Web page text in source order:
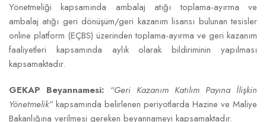
Yönetmeliği kapsamında ambalaj atığı toplama-ayırma ve
ambalaj atığı geri dönüşüm/geri kazanım lisansı bulunan tesisler
online platform (EÇBS) üzerinden toplama-ayırma ve geri kazanım
faaliyetleri kapsamında aylık olarak bildiriminin yapılması
kapsamaktadır.
GEKAP Beyannamesi: “Geri Kazanım Katılım Payına İlişkin
Yönetmelik” kapsamında belirlenen periyotlarda Hazine ve Maliye
Bakanlığına verilmesi gereken beyannameyi kapsamaktadır.